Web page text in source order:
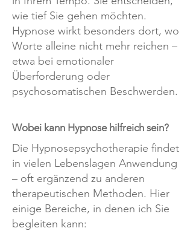
wie tief Sie gehen möchten.
Hypnose wirkt besonders dort, wo
Worte alleine nicht mehr reichen –
etwa bei emotionaler
Überforderung oder
psychosomatischen Beschwerden.
Wobei kann Hypnose hilfreich sein?
Die Hypnosepsychotherapie findet
in vielen Lebenslagen Anwendung
– oft ergänzend zu anderen
therapeutischen Methoden. Hier
einige Bereiche, in denen ich Sie
begleiten kann: